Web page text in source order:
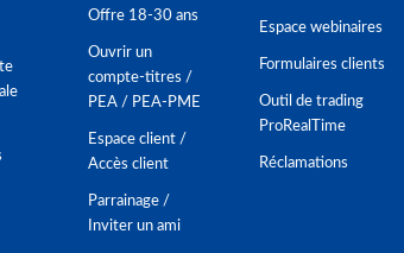
Offre 18-30 ans
Ouvrir un
compte-titres /
PEA / PEA-PME
Espace client /
Accès client
Parrainage /
Inviter un ami
Espace webinaires
Formulaires clients
Outil de trading
ProRealTime
Réclamations